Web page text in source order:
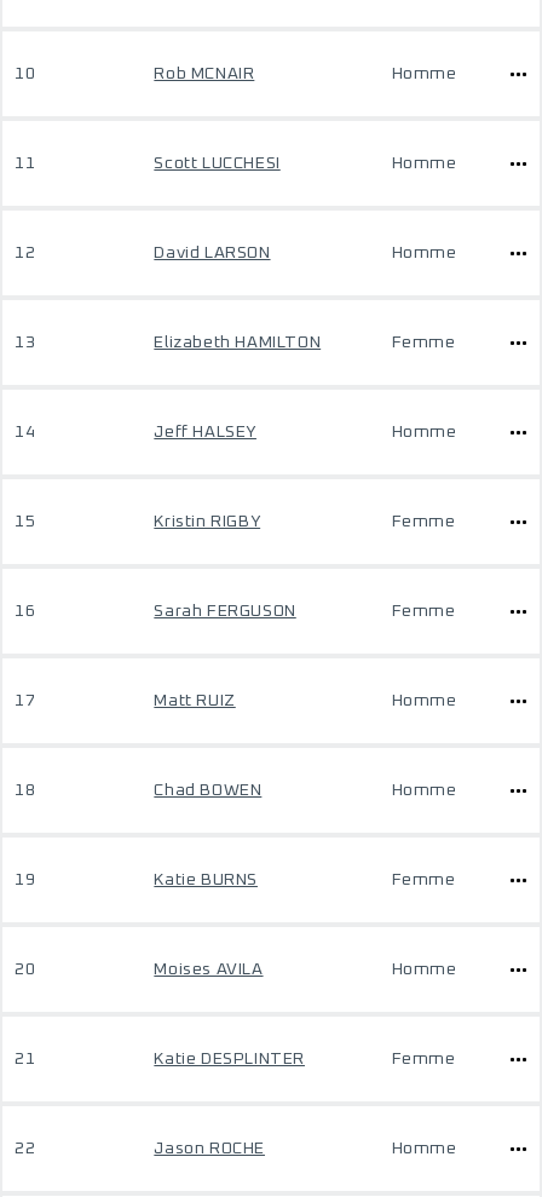
10 Rob MCNAIR Homme
11 Scott LUCCHESI Homme
12 David LARSON Homme
13 Elizabeth HAMILTON Femme
14 Jeff HALSEY Homme
15 Kristin RIGBY Femme
16 Sarah FERGUSON Femme
17 Matt RUIZ Homme
18 Chad BOWEN Homme
19 Katie BURNS Femme
20 Moises AVILA Homme
21 Katie DESPLINTER Femme
22 Jason ROCHE Homme